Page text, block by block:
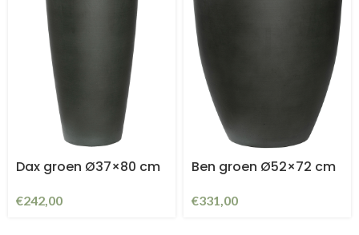
Dax groen Ø37×80 cm
€242,00
Ben groen Ø52×72 cm
€331,00